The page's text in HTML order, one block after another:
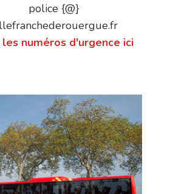
police {@}
les numéros d'urgence ici